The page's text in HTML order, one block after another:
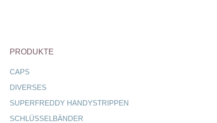
PRODUKTE
CAPS
DIVERSES
SUPERFREDDY HANDYSTRIPPEN
SCHLÜSSELBÄNDER